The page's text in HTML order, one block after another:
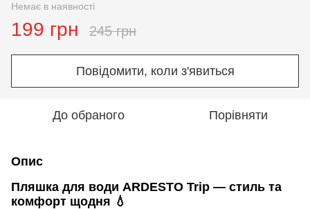
Немає в наявності
199 грн 245 грн
Повідомити, коли з'явиться
До обраного Порівняти
Опис
Пляшка для води ARDESTO Trip — стиль та
комфорт щодня 💧